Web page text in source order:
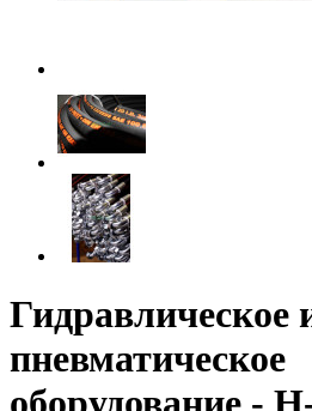
Гидравлическое
пневматическое